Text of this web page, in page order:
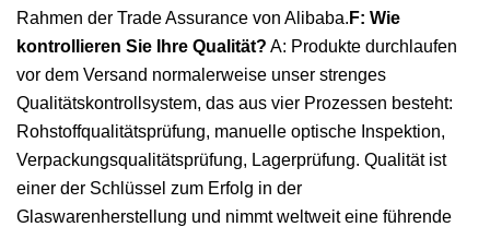
Rahmen der Trade Assurance von Alibaba. F: Wie
kontrollieren Sie Ihre Qualität? A: Produkte durchlaufen
vor dem Versand normalerweise unser strenges
Qualitätskontrollsystem, das aus vier Prozessen besteht:
Rohstoffqualitätsprüfung, manuelle optische Inspektion,
Verpackungsqualitätsprüfung, Lagerprüfung. Qualität ist
einer der Schlüssel zum Erfolg in der
Glaswarenherstellung und nimmt weltweit eine führende